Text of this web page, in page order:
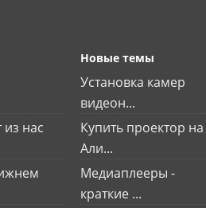
из нас
Новые темы
Установка камер
видеон...
Купить проектор на
Али...
Медиаплееры -
краткие ...